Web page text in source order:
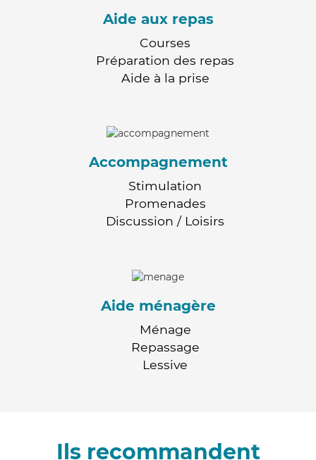
Aide aux repas
Courses
Préparation des repas
Aide à la prise
Accompagnement
Stimulation
Promenades
Discussion / Loisirs
Aide ménagère
Ménage
Repassage
Lessive
Ils recommandent